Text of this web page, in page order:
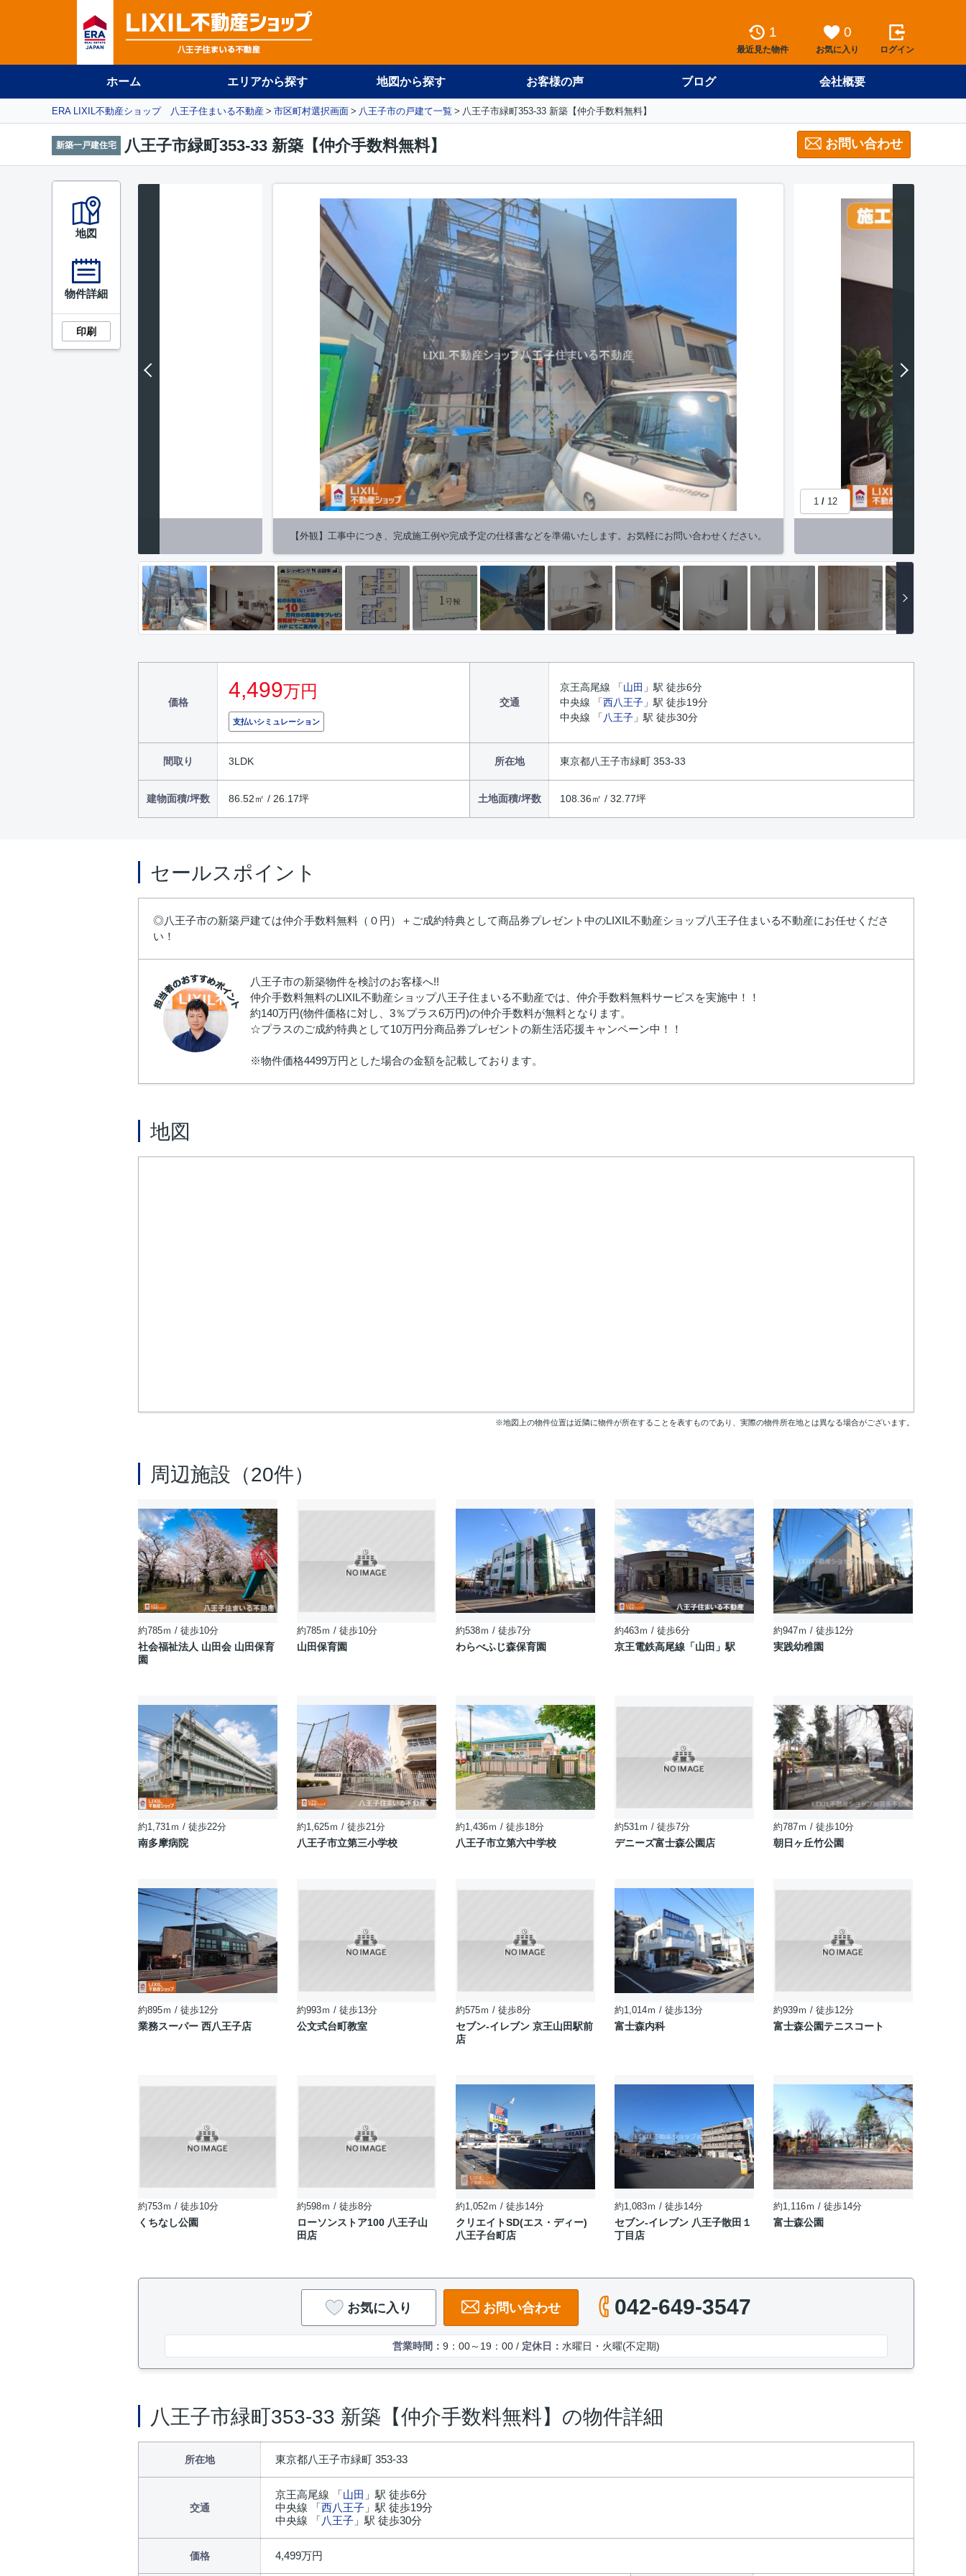
1
最近見た物件
0
お気に入り ログイン
ホーム エリアから探す 地図から探す お客様の声 ブログ 会社概要
ERA LIXIL不動産ショップ 八王子住まいる不動産 市区町村選択画面 八王子市の戸建て一覧 八王子市緑町353-33 新築【仲介手数料無料】
新築一戸建住宅 八王子市緑町353-33 新築【仲介手数料無料】 お問い合わせ
1/ 12
【外観】工事中につき、完成施工例や完成予定の仕様書などを準備いたします。お気軽にお問い合わせください。
価格
4,499万円
支払いシミュレーション
交通
京王高尾線 「山田 」駅 徒歩6分
中央線 「西八王子 」駅 徒歩19分
中央線 「 八王子 」駅 徒歩30分
間取り 3LDK 所在地 東京都八王子市緑町 353-33
建物面積/坪数 86.52㎡ / 26.17坪 土地面積/坪数 108.36㎡ / 32.77坪
地図
物件詳細
印刷
セールスポイント
◎八王子市の新築戸建ては仲介手数料無料（０円）＋ご成約特典として商品券プレゼント中のLIXIL不動産ショップ八王子住まいる不動産にお任せくださ
い！
八王子市の新築物件を検討のお客様へ!!
仲介手数料無料のLIXIL不動産ショップ八王子住まいる不動産では、仲介手数料無料サービスを実施中！！
約140万円(物件価格に対し、3％プラス6万円)の仲介手数料が無料となります。
☆プラスのご成約特典として10万円分商品券プレゼントの新生活応援キャンペーン中！！
※物件価格4499万円とした場合の金額を記載しております。
地図
※地図上の物件位置は近隣に物件が所在することを表すものであり、実際の物件所在地とは異なる場合がございます。
周辺施設（20件）
約785ｍ / 徒歩10分
社会福祉法人 山田会 山田保育
園
約785ｍ / 徒歩10分
山田保育園
約538ｍ / 徒歩7分
わらべふじ森保育園
約463ｍ / 徒歩6分
京王電鉄高尾線「山田」駅
約947ｍ / 徒歩12分
実践幼稚園
約1,731ｍ / 徒歩22分
南多摩病院
約1,625ｍ / 徒歩21分
八王子市立第三小学校
約1,436ｍ / 徒歩18分
八王子市立第六中学校
約531ｍ / 徒歩7分
デニーズ富士森公園店
約787ｍ / 徒歩10分
朝日ヶ丘竹公園
約895ｍ / 徒歩12分
業務スーパー 西八王子店
約993ｍ / 徒歩13分
公文式台町教室
約575ｍ / 徒歩8分
セブン-イレブン 京王山田駅前
店
約1,014ｍ / 徒歩13分
富士森内科
約939ｍ / 徒歩12分
富士森公園テニスコート
約753ｍ / 徒歩10分
くちなし公園
約598ｍ / 徒歩8分
ローソンストア100 八王子山
田店
約1,052ｍ / 徒歩14分
クリエイトSD(エス・ディー)
八王子台町店
約1,083ｍ / 徒歩14分
セブン-イレブン 八王子散田１
丁目店
約1,116ｍ / 徒歩14分
富士森公園
お気に入り お問い合わせ 042-649-3547
営業時間： 9：00～19：00 / 定休日： 水曜日・火曜(不定期)
八王子市緑町353-33 新築【仲介手数料無料】の物件詳細
所在地 東京都八王子市緑町 353-33
交通
京王高尾線 「山田 」駅 徒歩6分
中央線 「西八王子 」駅 徒歩19分
中央線 「八王子 」駅 徒歩30分
価格 4,499万円